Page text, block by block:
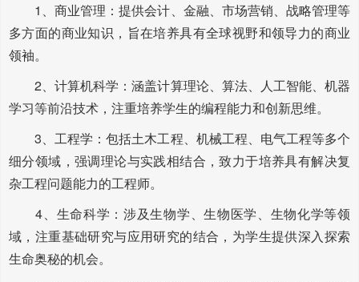
1、商业管理：提供会计、金融、市场营销、战略管理等
多方面的商业知识，旨在培养具有全球视野和领导力的商业
领袖。
2、计算机科学：涵盖计算理论、算法、人工智能、机器
学习等前沿技术，注重培养学生的编程能力和创新思维。
3、工程学：包括土木工程、机械工程、电气工程等多个
细分领域，强调理论与实践相结合，致力于培养具有解决复
杂工程问题能力的工程师。
4、生命科学：涉及生物学、生物医学、生物化学等领
域，注重基础研究与应用研究的结合，为学生提供深入探索
生命奥秘的机会。